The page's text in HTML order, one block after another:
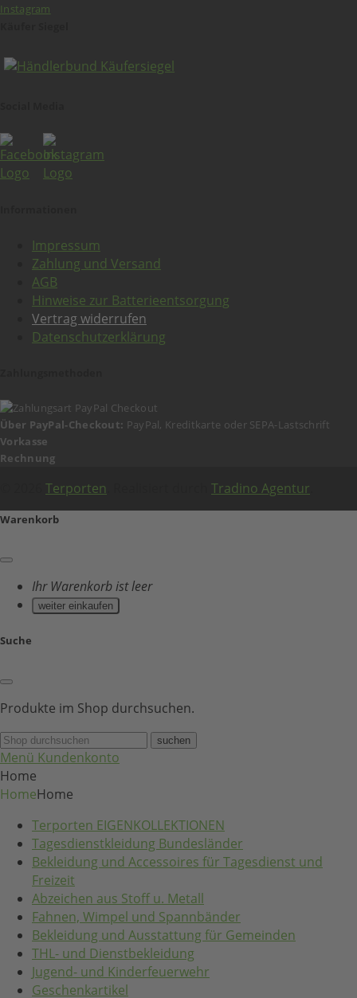
Instagram
Impressum
Zahlung und Versand
AGB
Hinweise zur Batterieentsorgung
Vertrag widerrufen
Datenschutzerklärung
Über PayPal-Checkout: PayPal, Kreditkarte oder SEPA-Lastschrift
Vorkasse
Rechnung
Terporten Tradino Agentur
Warenkorb
Ihr Warenkorb ist leer
weiter einkaufen
Suche
Produkte im Shop durchsuchen.
suchen
Menü Kundenkonto
Home
HomeHome
Terporten EIGENKOLLEKTIONEN
Tagesdienstkleidung Bundesländer
Bekleidung und Accessoires für Tagesdienst und
Freizeit
Abzeichen aus Stoff u. Metall
Fahnen, Wimpel und Spannbänder
Bekleidung und Ausstattung für Gemeinden
THL- und Dienstbekleidung
Jugend- und Kinderfeuerwehr
Geschenkartikel